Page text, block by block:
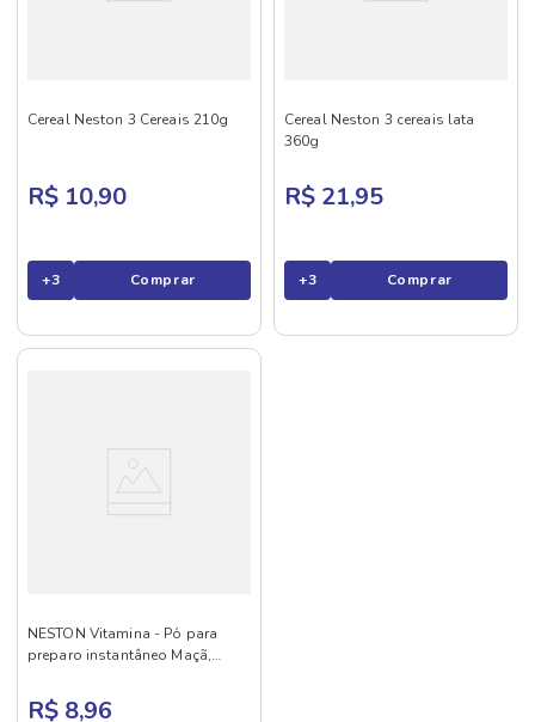
Cereal Neston 3 Cereais 210g
R$ 10,90
+3 Comprar
Cereal Neston 3 cereais lata
360g
R$ 21,95
+3 Comprar
NESTON Vitamina - Pó para
preparo instantâneo Maçã,
R$ 8,96